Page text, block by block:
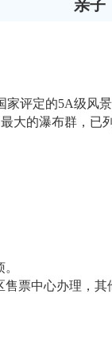
亲子
评定的5A级风
大的瀑布群，已
票中心办理，其